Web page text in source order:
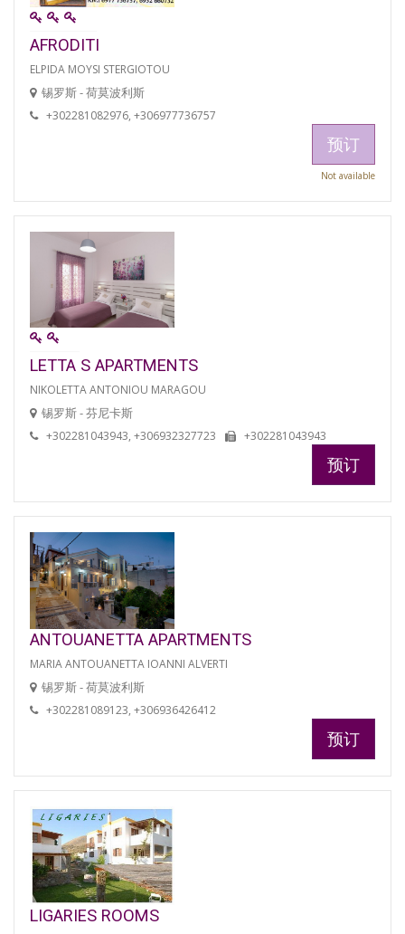
AFRODITI
ELPIDA MOYSI STERGIOTOU
锡罗斯 - 荷莫波利斯
+302281082976, +306977736757
预订
Not available
LETTA S APARTMENTS
NIKOLETTA ANTONIOU MARAGOU
锡罗斯 - 芬尼卡斯
+302281043943, +306932327723 +302281043943
预订
ANTOUANETTA APARTMENTS
MARIA ANTOUANETTA IOANNI ALVERTI
锡罗斯 - 荷莫波利斯
+302281089123, +306936426412
预订
LIGARIES ROOMS